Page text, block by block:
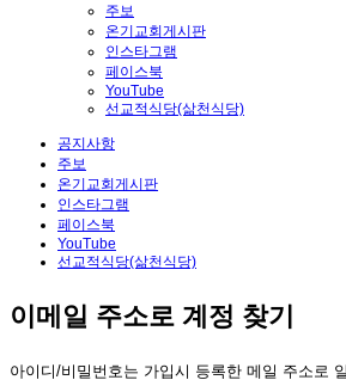
주보
온기교회게시판
인스타그램
페이스북
YouTube
선교적식당(삶천식당)
공지사항
주보
온기교회게시판
인스타그램
페이스북
YouTube
선교적식당(삶천식당)
이메일 주소로 계정 찾기
아이디/비밀번호는 가입시 등록한 메일 주소로